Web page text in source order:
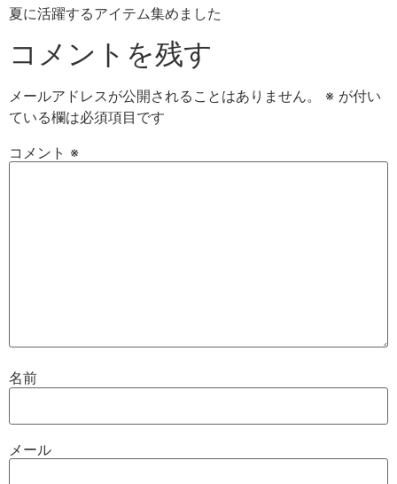
夏に活躍するアイテム集めました
コメントを残す
メールアドレスが公開されることはありません。 ※ が付い
ている欄は必須項目です
コメント ※
名前
メール